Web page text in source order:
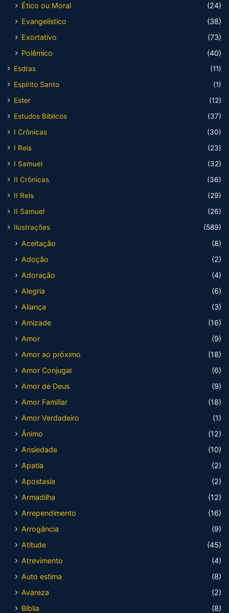
Ético ou Moral
(24)
Evangelístico
(38)
Exortativo
(73)
Polêmico
(40)
Esdras
(11)
Espírito Santo
(1)
Ester
(12)
Estudos Bíblicos
(37)
I Crônicas
(30)
I Reis
(23)
I Samuel
(32)
II Crônicas
(36)
II Reis
(29)
II Samuel
(26)
Ilustrações
(589)
Aceitação
(8)
Adoção
(2)
Adoração
(4)
Alegria
(6)
Aliança
(3)
Amizade
(16)
Amor
(9)
Amor ao próximo
(18)
Amor Conjugal
(6)
Amor de Deus
(9)
Amor Familiar
(18)
Amor Verdadeiro
(1)
Ânimo
(12)
Ansiedade
(10)
Apatia
(2)
Apostasia
(2)
Armadilha
(12)
Arrependimento
(16)
Arrogância
(9)
Atitude
(45)
Atrevimento
(4)
Auto estima
(8)
Avareza
(2)
Bíblia
(8)